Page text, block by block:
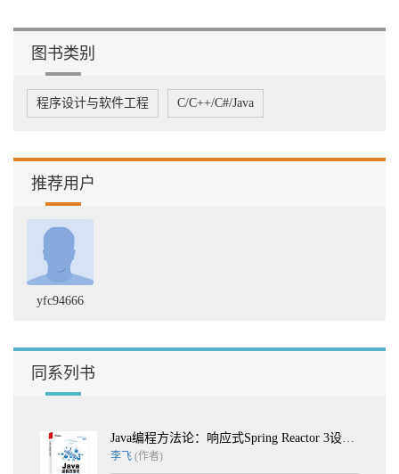
6.6 小结 230
第7章 Flowable与背压 231
7.1 回顾背压 231
7.2 引入Flowable 233
7.3.2 BackpressureStrategy.LATEST策略 246
7.3.3 BackpressureStrategy.DROP策略 249
7.5.1 onBackPressureBuffer操作 255
7.5.2 onBackpressureLatest与onBackpressureDrop操作 256
7.6 Flowable.generate操作 257
7.7 小结 262
第8章 Flowable实战 263
8.2 结合Spring Web应用使用Flowable 268
8.2.1 接口数据的获取 269
8.3 单元测试 274
8.3.1 使用Mock Service Server进行测试 274
8.3.2 使用@Mock来进行一些服务测试 277
图书类别
程序设计与软件工程 C/C++/C#/Java
推荐用户
yfc94666
同系列书
Java编程方法论：响应式Spring Reactor 3设计与实现
李飞 (作者)